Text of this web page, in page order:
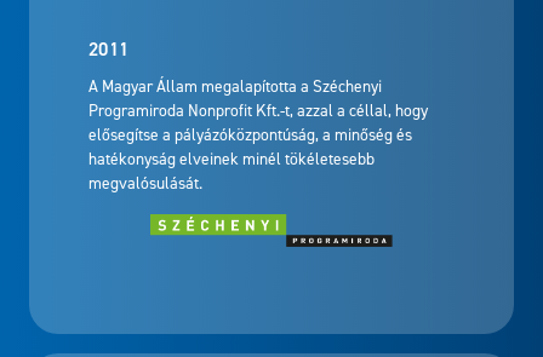
2011
A Magyar Állam megalapította a Széchenyi
Programiroda Nonprofit Kft.-t, azzal a céllal, hogy
elősegítse a pályázóközpontúság, a minőség és
hatékonyság elveinek minél tökéletesebb
megvalósulását.